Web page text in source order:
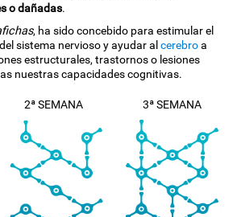
o dañadas.
, ha sido concebido para estimular el
sistema nervioso y ayudar alcerebroa
estructurales, trastornos o lesiones
nuestras capacidades cognitivas.
2ª SEMANA 3ª SEMANA